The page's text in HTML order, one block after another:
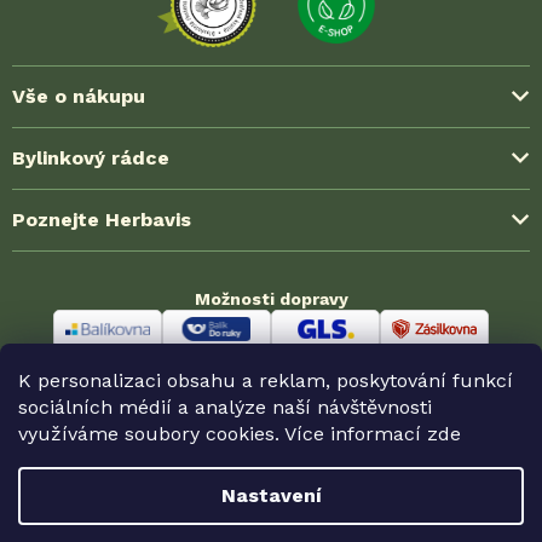
K personalizaci obsahu a reklam, poskytování funkcí
sociálních médií a analýze naší návštěvnosti
využíváme soubory cookies. Více informací zde
Nastavení
Vše o nákupu
Způsoby platby
Možnosti dopravy
Jak nakoupit?
Ochrana soukromí (GDPR)
Reklamace a vrácení
Odstoupení od smlouvy
Bylinkový rádce
Blog ze světa bylinek
Časté dotazy (FAQ)
Velkoobchodní spolupráce
Poznejte Herbavis
Kontakt
Možnosti dopravy
Možnosti platby
Copyright 2026Herbavis.cz. Všechna práva vyhrazena.